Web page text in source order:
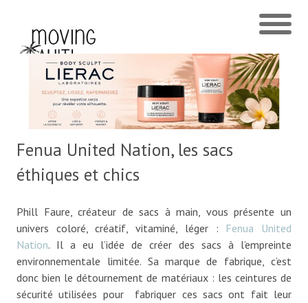
Fenua United Nation, les sacs
éthiques et chics
Phill Faure, créateur de sacs à main, vous présente un
univers coloré, créatif, vitaminé, léger : Fenua United
Nation. Il a eu l’idée de créer des sacs à l’empreinte
environnementale limitée. Sa marque de fabrique, c’est
donc bien le détournement de matériaux : les ceintures de
sécurité utilisées pour fabriquer ces sacs ont fait leur